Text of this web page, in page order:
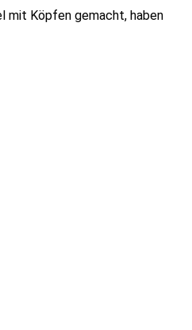
mit Köpfen gemacht, haben